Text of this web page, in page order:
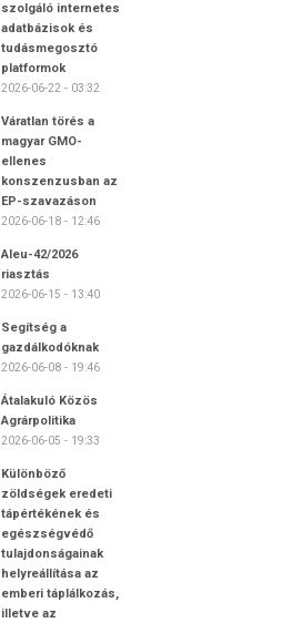
szolgáló internetes
adatbázisok és
tudásmegosztó
platformok
2026-06-22 - 03:32
Váratlan törés a
magyar GMO-
ellenes
konszenzusban az
EP-szavazáson
2026-06-18 - 12:46
Aleu-42/2026
riasztás
2026-06-15 - 13:40
Segítség a
gazdálkodóknak
2026-06-08 - 19:46
Átalakuló Közös
Agrárpolitika
2026-06-05 - 19:33
Különböző
zöldségek eredeti
tápértékének és
egészségvédő
tulajdonságainak
helyreállítása az
emberi táplálkozás,
illetve az